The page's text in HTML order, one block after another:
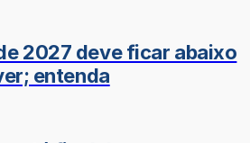
2027 deve ficar abaixo
entenda